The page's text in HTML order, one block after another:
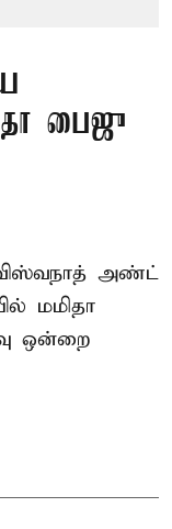
பைஜு
அண்ட்
மமிதா
ஒன்றை